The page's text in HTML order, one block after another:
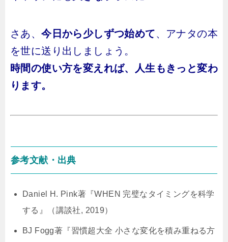
さあ、今日から少しずつ始めて、アナタの本
を世に送り出しましょう。
時間の使い方を変えれば、人生もきっと変わ
ります。
参考文献・出典
Daniel H. Pink著『WHEN 完璧なタイミングを科学
する』（講談社, 2019）
BJ Fogg著『習慣超大全 小さな変化を積み重ねる方